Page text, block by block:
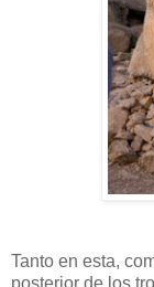
Tanto en esta,